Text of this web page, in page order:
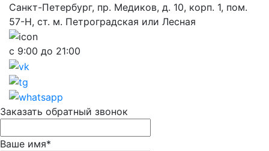
Санкт-Петербург, пр. Медиков, д. 10, корп. 1, пом.
57-Н, ст. м. Петроградская или Лесная
с 9:00 до 21:00
Заказать обратный звонок
Ваше имя*